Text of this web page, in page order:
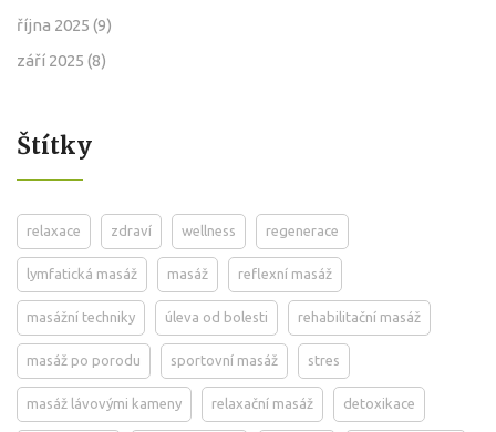
října 2025 (9)
září 2025 (8)
Štítky
relaxace zdraví wellness regenerace
lymfatická masáž masáž reflexní masáž
masážní techniky úleva od bolesti rehabilitační masáž
masáž po porodu sportovní masáž stres
masáž lávovými kameny relaxační masáž detoxikace